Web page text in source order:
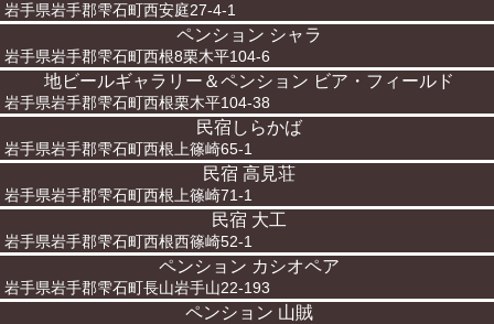
岩手県岩手郡雫石町西安庭27-4-1
ペンション シャラ
岩手県岩手郡雫石町西根8栗木平104-6
地ビールギャラリー＆ペンション ビア・フィールド
岩手県岩手郡雫石町西根栗木平104-38
民宿しらかば
岩手県岩手郡雫石町西根上篠崎65-1
民宿 高見荘
岩手県岩手郡雫石町西根上篠崎71-1
民宿 大工
岩手県岩手郡雫石町西根西篠崎52-1
ペンション カシオペア
岩手県岩手郡雫石町長山岩手山22-193
ペンション 山賊